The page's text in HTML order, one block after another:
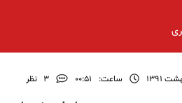
ساعت: ۰۰:۵۱ 3 نظر